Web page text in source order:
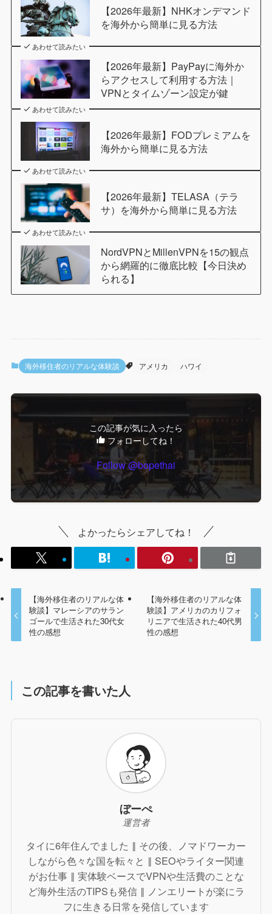
【2026年最新】NHKオンデマンド
を海外から簡単に見る方法
あわせて読みたい
【2026年最新】PayPayに海外か
らアクセスして利用する方法｜
VPNとタイムゾーン設定が鍵
あわせて読みたい
【2026年最新】FODプレミアムを
海外から簡単に見る方法
あわせて読みたい
【2026年最新】TELASA（テラ
サ）を海外から簡単に見る方法
あわせて読みたい
NordVPNとMillenVPNを15の観点
から網羅的に徹底比較【今日決め
られる】
海外移住者のリアルな体験談 アメリカ ハワイ
この記事が気に入ったら
フォローしてね！
Follow @bopethai
よかったらシェアしてね！
【海外移住者のリアルな体
験談】マレーシアのサラン
ゴールで生活された30代女
性の感想
【海外移住者のリアルな体
験談】アメリカのカリフォ
リニアで生活された40代男
性の感想
この記事を書いた人
ぼーぺ
運営者
タイに6年住んでました ‖ その後、ノマドワーカー
しながら色々な国を転々と ‖ SEOやライター関連
がお仕事 ‖ 実体験ベースでVPNや生活費のことな
ど海外生活のTIPSも発信 ‖ ノンエリートが楽にラ
フに生きる日常を発信しています